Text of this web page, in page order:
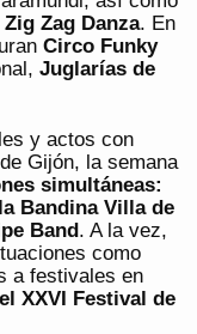
Zag Danza. En
Circo Funky
Juglarías de
y actos con
Gijón, la semana
simultáneas:
Bandina Villa de
Band. A la vez,
como
a festivales en
XXVI Festival de